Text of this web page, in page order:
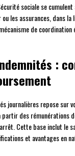
sociale se
ou les assurances, dans
de
:
journalières repose sur
partir des rémunérations
Cette base inclut le
et avantages en